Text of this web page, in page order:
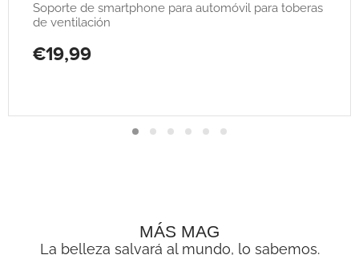
Soporte de smartphone para automóvil para toberas
de ventilación
€19,99
MÁS MAG
La belleza salvará al mundo, lo sabemos.